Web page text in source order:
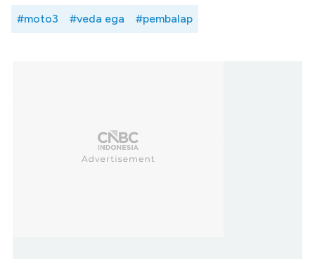
#moto3 #veda ega #pembalap